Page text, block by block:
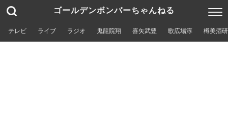
ゴールデンボンバーちゃんねる
テレビ ライブ ラジオ 鬼龍院翔 喜矢武豊 歌広場淳 樽美酒